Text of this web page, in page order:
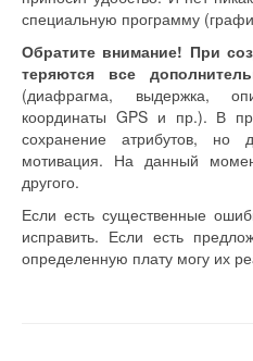
специальную программу
Обратите внимание! При
теряются все
(диафрагма, выдержка,
координаты GPS и пр.). В
сохранение атрибутов,
мотивация. На данный
другого.
Если есть существенные
исправить. Если есть
определенную плату могу их